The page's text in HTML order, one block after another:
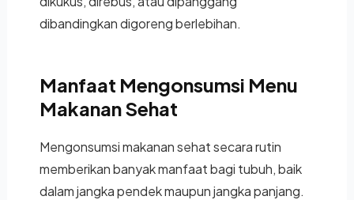
dibandingkan digoreng berlebihan.
Manfaat Mengonsumsi Menu
Makanan Sehat
Mengonsumsi makanan sehat secara rutin
memberikan banyak manfaat bagi tubuh, baik
dalam jangka pendek maupun jangka panjang.